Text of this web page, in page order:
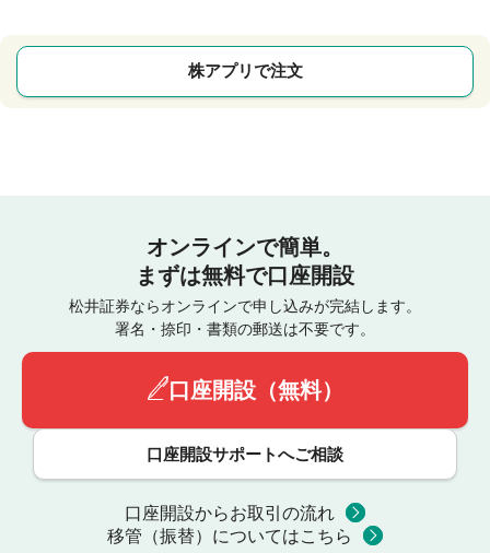
株アプリで注文
オンラインで簡単。
まずは無料で口座開設
松井証券ならオンラインで申し込みが完結します。
署名・捺印・書類の郵送は不要です。
口座開設（無料）
口座開設サポートへご相談
口座開設からお取引の流れ
移管（振替）についてはこちら